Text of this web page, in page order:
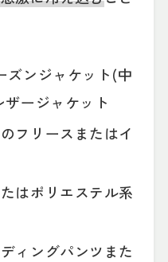
ズンジャケット(中
ージャケット
フリースまたはイ
はポリエステル系
ィングパンツまた